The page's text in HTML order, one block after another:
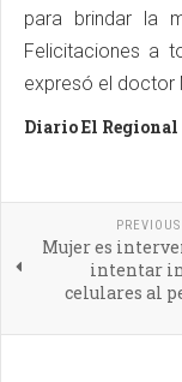
para brindar la
Felicitaciones a
expresó el doctor
Diario El
Mujer es
intentar
celulares al